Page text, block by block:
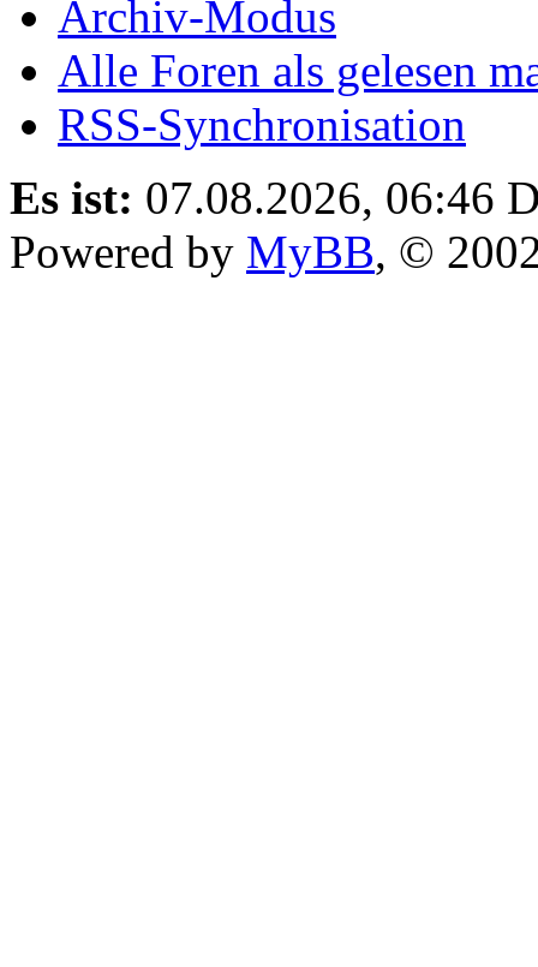
Archiv-Modus
Alle Foren als gelesen
RSS-Synchronisation
Es ist: 07.08.2026, 06:46
Powered by MyBB, ©